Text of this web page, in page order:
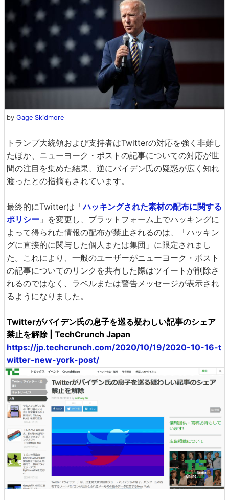
by Gage Skidmore
トランプ大統領および支持者はTwitterの対応を強く非難し
たほか、ニューヨーク・ポストの記事についての対応が世
間の注目を集めた結果、逆にバイデン氏の疑惑が広く知れ
渡ったとの指摘もされています。
最終的にTwitterは「ハッキングされた素材の配布に関する
ポリシー 」を変更し、プラットフォーム上でハッキングに
よって得られた情報の配布が禁止されるのは、「ハッキン
グに直接的に関与した個人または集団」に限定されまし
た。これにより、一般のユーザーがニューヨーク・ポスト
の記事についてのリンクを共有した際はツイートが削除さ
れるのではなく、ラベルまたは警告メッセージが表示され
るようになりました。
Twitterがバイデン氏の息子を巡る疑わしい記事のシェア
禁止を解除 | TechCrunch Japan
https://jp.techcrunch.com/2020/10/19/2020-10-16-t
witter-new-york-post/